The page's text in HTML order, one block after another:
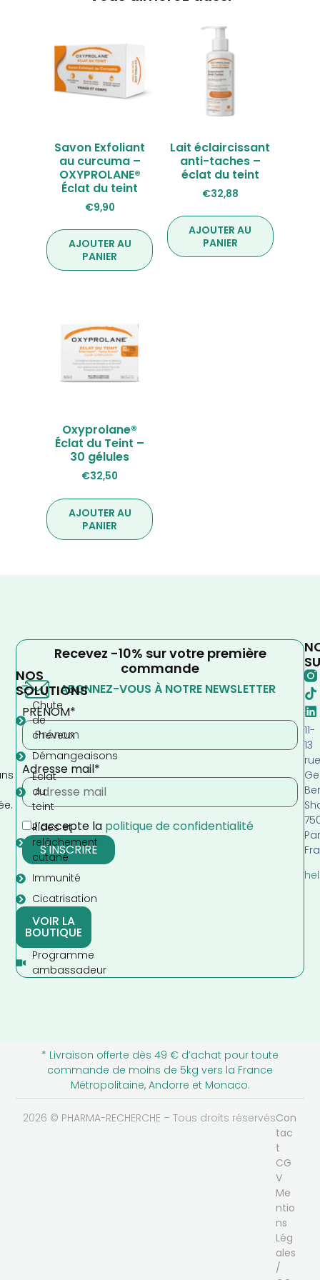
Savon Exfoliant
au curcuma –
OXYPROLANE®
Éclat du teint
€9,90
AJOUTER AU
PANIER
Lait éclaircissant
anti-taches –
éclat du teint
€32,88
AJOUTER AU
PANIER
Oxyprolane®
Éclat du Teint –
30 gélules
€32,50
AJOUTER AU
PANIER
Recevez -10% sur votre première
commande
ABONNEZ-VOUS À NOTRE NEWSLETTER
PRENOM*
Adresse mail*
J’accepte la politique de confidentialité
NOS
SOLUTIONS
Chute
de
cheveux
Démangeaisons
Eclat
du
teint
Rides et
relâchement
cutané
Immunité
Cicatrisation
VOIR LA
BOUTIQUE
Programme
ambassadeur
11-
13
rue
* Livraison offerte dès 49 € d’achat pour toute
commande de moins de 5kg vers la France
Métropolitaine, Andorre et Monaco.
2026 © PHARMA-RECHERCHE – Tous droits réservésCon
tac
t
CG
V
Me
ntio
ns
Lég
ales
/